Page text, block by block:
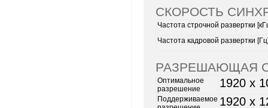
СКОРОСТЬ
Частота строчной развертки
Частота кадровой развертки
РАЗРЕШАЮЩАЯ
Оптимальное
разрешение
1920 x
Поддерживаемое 1920 x